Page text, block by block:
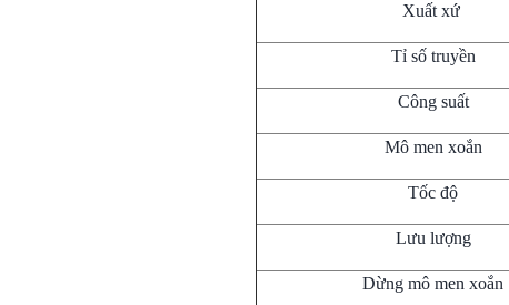
Xuất xứ
Tỉ số truyền
Công suất
Mô men xoắn
Tốc độ
Lưu lượng
Dừng mô men xoắn